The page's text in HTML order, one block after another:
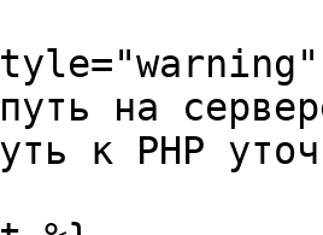
на
к PHP